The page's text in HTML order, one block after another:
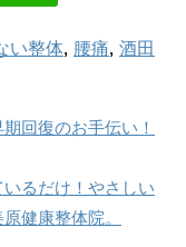
い整体, 腰痛, 酒田
回復のお手伝い！
るだけ！やさしい
健康整体院。